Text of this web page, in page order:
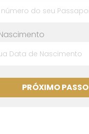
PRÓXIMO PASSO